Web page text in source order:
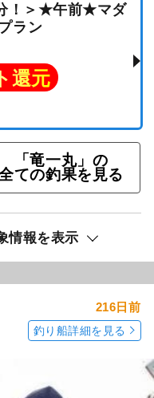
！＞★午前★マダ
ラン
還元
「竜一丸」の
ての釣果を見る
情報を表示
216日前
釣り船詳細を見る